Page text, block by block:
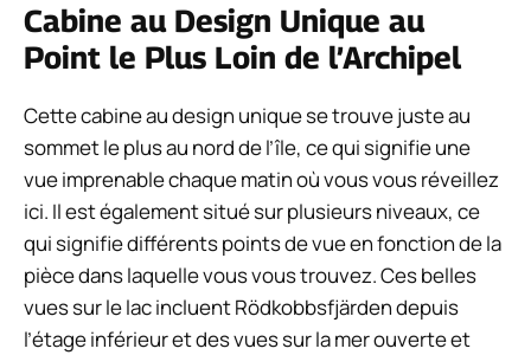
Cabine au Design Unique au
Point le Plus Loin de l’Archipel
Cette cabine au design unique se trouve juste au
sommet le plus au nord de l’île, ce qui signifie une
vue imprenable chaque matin où vous vous réveillez
ici. Il est également situé sur plusieurs niveaux, ce
qui signifie différents points de vue en fonction de la
pièce dans laquelle vous vous trouvez. Ces belles
vues sur le lac incluent Rödkobbsfjärden depuis
l’étage inférieur et des vues sur la mer ouverte et